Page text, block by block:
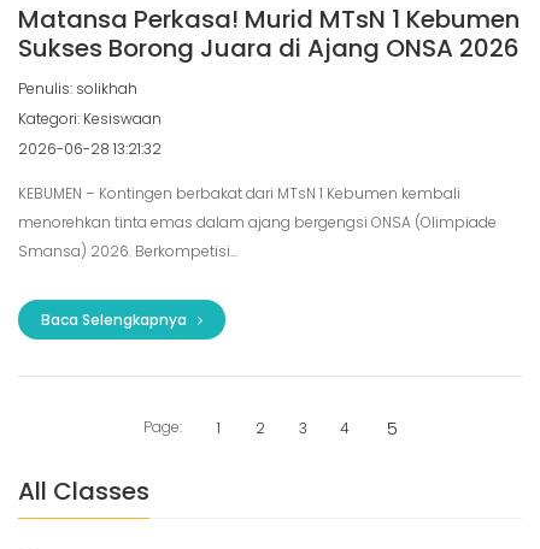
Matansa Perkasa! Murid MTsN 1 Kebumen
Sukses Borong Juara di Ajang ONSA 2026
Penulis: solikhah
Kategori: Kesiswaan
2026-06-28 13:21:32
KEBUMEN – Kontingen berbakat dari MTsN 1 Kebumen kembali
menorehkan tinta emas dalam ajang bergengsi ONSA (Olimpiade
Smansa) 2026. Berkompetisi...
Baca Selengkapnya
1 2 3 4 5
Page:
All Classes